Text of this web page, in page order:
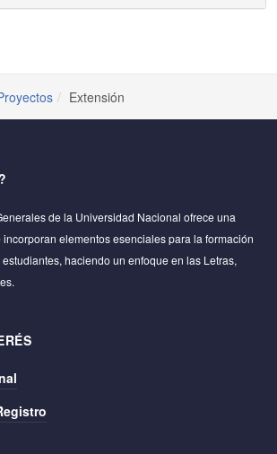
Extensión
de la Universidad Nacional ofrece una
elementos esenciales para la formación
haciendo un enfoque en las Letras,